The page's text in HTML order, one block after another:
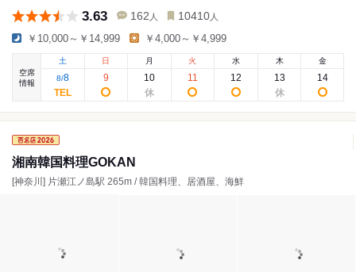
3.63 162 人 10410 人
￥10,000～￥14,999 ￥4,000～￥4,999
空席
情報
土
8/8
日
9
月
10
火
11
水
12
木
13
金
14
湘南韓国料理GOKAN
[神奈川] 片瀬江ノ島駅 265m / 韓国料理、居酒屋、海鮮